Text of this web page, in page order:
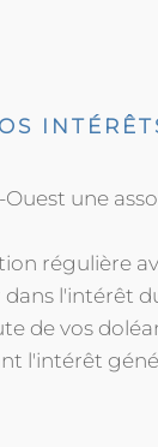
une
régulière
l'intérêt
de vos
l'intérêt